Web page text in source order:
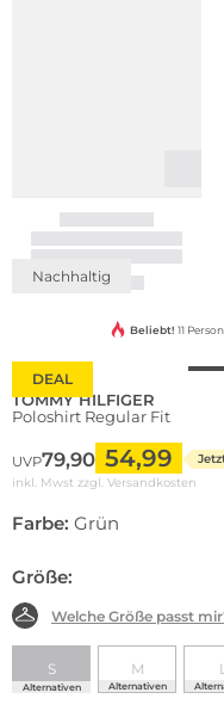
DEAL
Nachhaltig
Beliebt! 11
TOMMY HILFIGER
Poloshirt Regular Fit
UVP79,90 54,99
inkl. Mwst zzgl. Versandkosten
Farbe: Grün
Größe:
Welche Größe passt
S
Alternativen
M
Alternativen